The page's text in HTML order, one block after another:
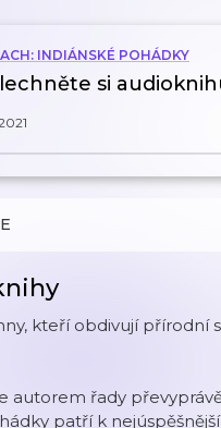
INDIÁNSKÉ POHÁDKY
si
kteří obdivují přírodní
autorem řady
patří k